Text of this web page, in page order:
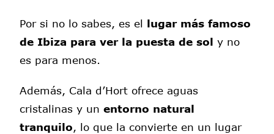
Por si no lo sabes, es el lugar más famoso
de Ibiza para ver la puesta de sol y no
es para menos.
Además, Cala d’Hort ofrece aguas
cristalinas y un entorno natural
tranquilo, lo que la convierte en un lugar